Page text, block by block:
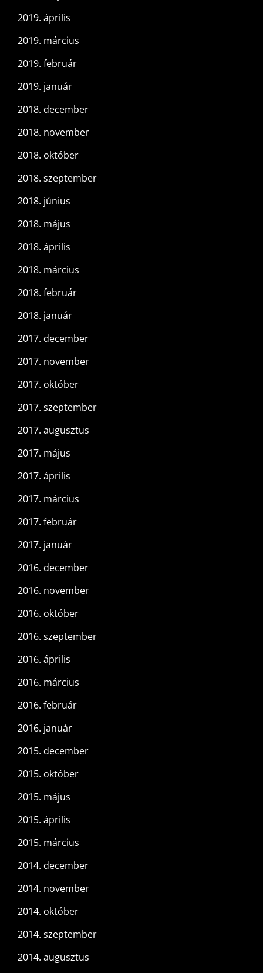
2019. április
2019. március
2019. február
2019. január
2018. december
2018. november
2018. október
2018. szeptember
2018. június
2018. május
2018. április
2018. március
2018. február
2018. január
2017. december
2017. november
2017. október
2017. szeptember
2017. augusztus
2017. május
2017. április
2017. március
2017. február
2017. január
2016. december
2016. november
2016. október
2016. szeptember
2016. április
2016. március
2016. február
2016. január
2015. december
2015. október
2015. május
2015. április
2015. március
2014. december
2014. november
2014. október
2014. szeptember
2014. augusztus